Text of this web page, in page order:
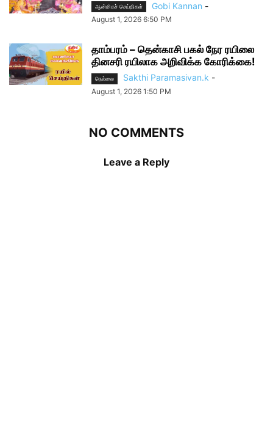
ஆன்மிகச் செய்திகள் Gobi Kannan -
August 1, 2026 6:50 PM
தாம்பரம் – தென்காசி பகல் நேர ரயிலை
தினசரி ரயிலாக அறிவிக்க கோரிக்கை!
நெல்லை Sakthi Paramasivan.k -
August 1, 2026 1:50 PM
NO COMMENTS
Leave a Reply